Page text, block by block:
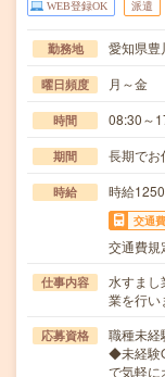
WEB登録OK 派遣
勤務地 愛知県豊
曜日頻度 月～金
時間 08:30～
期間 長期でお
時給 時給
交通費
交通費規
仕事内容
水すまし
業を行
応募資格
職種未経
◆未経験
で気軽